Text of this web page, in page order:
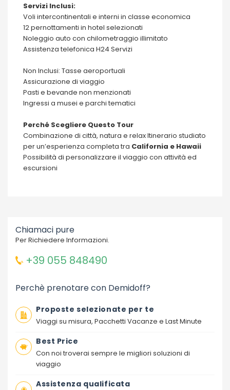
Servizi Inclusi:
Voli intercontinentali e interni in classe economica
12 pernottamenti in hotel selezionati
Noleggio auto con chilometraggio illimitato
Assistenza telefonica H24 Servizi
Non Inclusi: Tasse aeroportuali
Assicurazione di viaggio
Pasti e bevande non menzionati
Ingressi a musei e parchi tematici
Perché Scegliere Questo Tour
Combinazione di città, natura e relax Itinerario studiato
per un’esperienza completa tra California e Hawaii
Possibilità di personalizzare il viaggio con attività ed
escursioni
Chiamaci pure
Per Richiedere Informazioni.
+39 055 848490
Perchè prenotare con Demidoff?
Proposte selezionate per te
Viaggi su misura, Pacchetti Vacanze e Last Minute
Best Price
Con noi troverai sempre le migliori soluzioni di
viaggio
Assistenza qualificata